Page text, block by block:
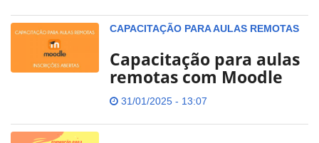
CAPACITAÇÃO PARA AULAS REMOTAS
Capacitação para aulas
remotas com Moodle
31/01/2025 - 13:07